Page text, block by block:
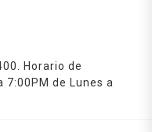
Horario de
7:00PM de Lunes a